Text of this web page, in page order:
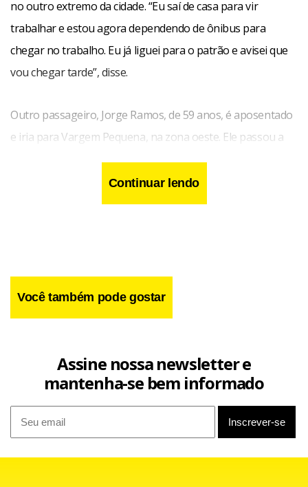
no outro extremo da cidade. “Eu saí de casa para vir
trabalhar e estou agora dependendo de ônibus para
chegar no trabalho. Eu já liguei para o patrão e avisei que
vou chegar tarde”, disse.
Outro passageiro, Jorge Ramos, de 59 anos, é aposentado
e iria para Vargem Pequena, na zona oeste. Ele passou a
noite na Igreja de Santana, no centro, onde participa de um
projeto social. “Eu vim ontem para o centro e se soubesse
que teria greve eu não sairia de casa. Agora, sem ônibus,
Continuar lendo
Você também pode gostar
Assine nossa newsletter e
mantenha-se bem informado